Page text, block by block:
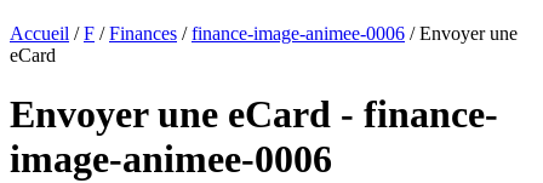
Accueil /F /Finances /finance-image-animee-0006 / Envoyer une
eCard
Envoyer une eCard - finance-
image-animee-0006